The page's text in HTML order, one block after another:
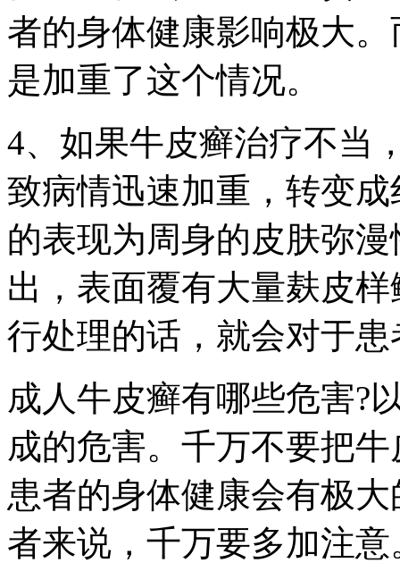
者的身体健康影响极大
是加重了这个情况。
4、如果牛皮癣治疗不当
致病情迅速加重，转变
的表现为周身的皮肤弥
出，表面覆有大量麸皮
行处理的话，就会对于
成人牛皮癣有哪些危害?
成的危害。千万不要把
患者的身体健康会有极
者来说，千万要多加注